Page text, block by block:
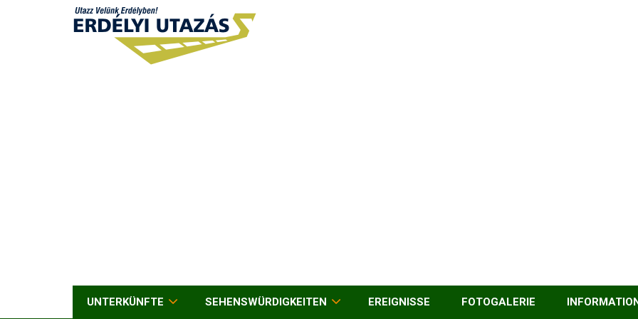
UNTERKÜNFTE SEHENSWÜRDIGKEITEN EREIGNISSE FOTOGALERIE